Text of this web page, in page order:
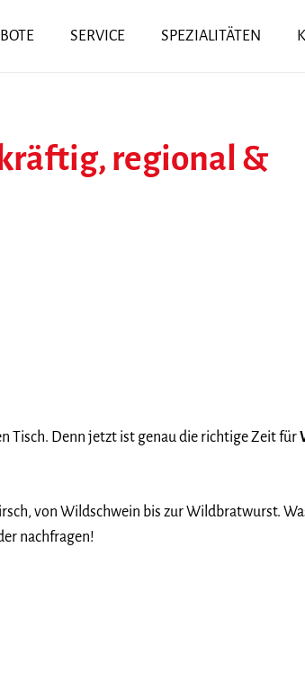
SERVICE SPEZIALITÄTEN
regional &
Tisch. Denn jetzt ist genau die richtige Zeit für
von Wildschwein bis zur Wildbratwurst.
nachfragen!